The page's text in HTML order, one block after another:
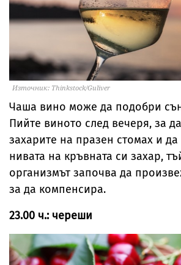
Източник: Thinkstock/Guliver
Чаша вино може да подобри
Пийте виното след вечеря, за
захарите на празен стомах и
нивата на кръвната си захар,
организмът започва да
за да компенсира.
23.00 ч.: череши